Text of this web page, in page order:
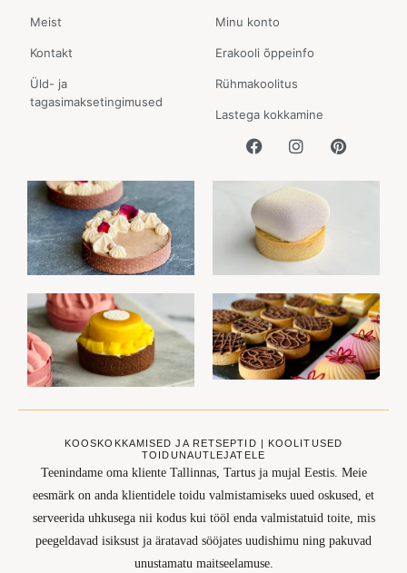
Meist
Kontakt
Üld- ja
tagasimaksetingimused
Minu konto
Erakooli õppeinfo
Rühmakoolitus
Lastega kokkamine
KOOSKOKKAMISED JA RETSEPTID | KOOLITUSED
TOIDUNAUTLEJATELE
Teenindame oma kliente Tallinnas, Tartus ja mujal Eestis. Meie
eesmärk on anda klientidele toidu valmistamiseks uued oskused, et
serveerida uhkusega nii kodus kui tööl enda valmistatuid toite, mis
peegeldavad isiksust ja äratavad sööjates uudishimu ning pakuvad
unustamatu maitseelamuse.